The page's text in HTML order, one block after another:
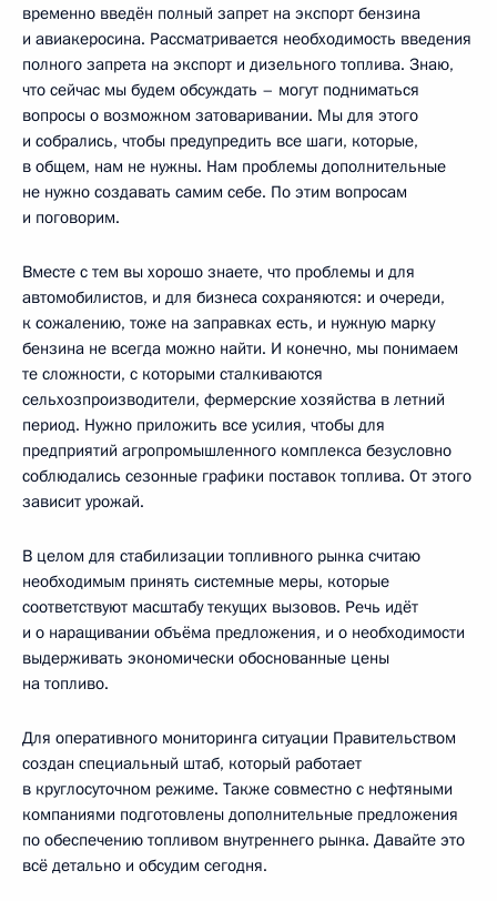
временно введён полный запрет на экспорт бензина
и авиакеросина. Рассматривается необходимость введения
полного запрета на экспорт и дизельного топлива. Знаю,
что сейчас мы будем обсуждать – могут подниматься
вопросы о возможном затоваривании. Мы для этого
и собрались, чтобы предупредить все шаги, которые,
в общем, нам не нужны. Нам проблемы дополнительные
не нужно создавать самим себе. По этим вопросам
и поговорим.
Вместе с тем вы хорошо знаете, что проблемы и для
автомобилистов, и для бизнеса сохраняются: и очереди,
к сожалению, тоже на заправках есть, и нужную марку
бензина не всегда можно найти. И конечно, мы понимаем
те сложности, с которыми сталкиваются
сельхозпроизводители, фермерские хозяйства в летний
период. Нужно приложить все усилия, чтобы для
предприятий агропромышленного комплекса безусловно
соблюдались сезонные графики поставок топлива. От этого
зависит урожай.
В целом для стабилизации топливного рынка считаю
необходимым принять системные меры, которые
соответствуют масштабу текущих вызовов. Речь идёт
и о наращивании объёма предложения, и о необходимости
выдерживать экономически обоснованные цены
на топливо.
Для оперативного мониторинга ситуации Правительством
создан специальный штаб, который работает
в круглосуточном режиме. Также совместно с нефтяными
компаниями подготовлены дополнительные предложения
по обеспечению топливом внутреннего рынка. Давайте это
всё детально и обсудим сегодня.